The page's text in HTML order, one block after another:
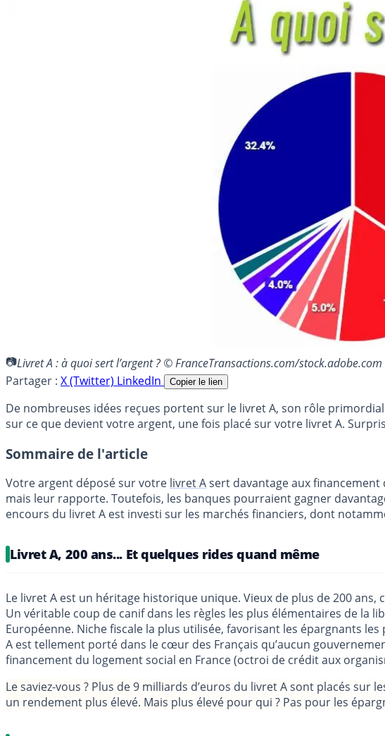
Livret A : à quoi sert l’argent ? © FranceTransactions.com/stock.adobe.com
Partager : X (Twitter) LinkedIn Copier le lien
De nombreuses idées reçues portent sur le livret A, son rôle
sur ce que devient votre argent, une fois placé sur votre livret A.
Sommaire de l'article
Votre argent déposé sur votre livret Asert davantage aux financement
mais leur rapporte. Toutefois, les banques pourraient gagner
encours du livret A est investi sur les marchés financiers, dont
Livret A, 200 ans... Et quelques rides quand même
Le livret A est un héritage historique unique. Vieux de plus de 200 ans,
Un véritable coup de canif dans les règles les plus élémentaires de la
Européenne. Niche fiscale la plus utilisée, favorisant les épargnants
A est tellement porté dans le cœur des Français qu’aucun
financement du logement social en France (octroi de crédit aux
Le saviez-vous ? Plus de 9 milliards d’euros du livret A sont placés sur
un rendement plus élevé. Mais plus élevé pour qui ? Pas pour les